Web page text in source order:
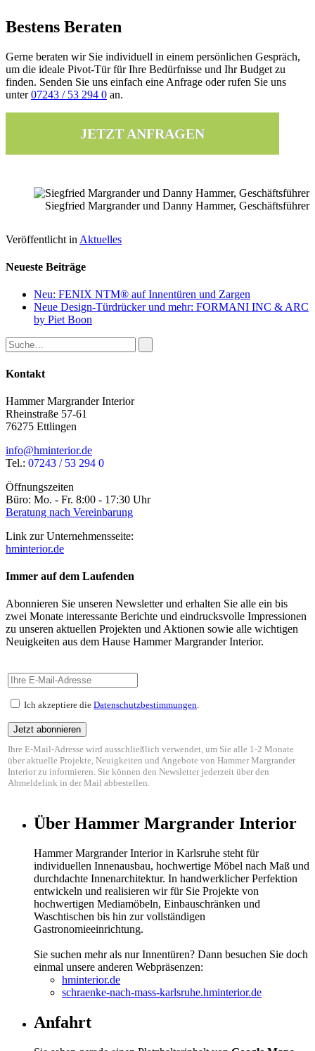
Bestens Beraten
Gerne beraten wir Sie individuell in einem persönlichen Gespräch,
um die ideale Pivot-Tür für Ihre Bedürfnisse und Ihr Budget zu
finden. Senden Sie uns einfach eine Anfrage oder rufen Sie uns
unter07243 / 53 294 0 an.
JETZT ANFRAGEN
Siegfried Margrander und Danny Hammer, Geschäftsführer
Veröffentlicht in Aktuelles
Neueste Beiträge
Neu: FENIX NTM® auf Innentüren und Zargen
Neue Design-Türdrücker und mehr: FORMANI INC & ARC
by Piet Boon
Kontakt
Hammer Margrander Interior
Rheinstraße 57-61
76275 Ettlingen
info@hminterior.de
Tel.: 07243 / 53 294 0
Öffnungszeiten
Büro: Mo. - Fr. 8:00 - 17:30 Uhr
Beratung nach Vereinbarung
Link zur Unternehmensseite:
hminterior.de
Immer auf dem Laufenden
Abonnieren Sie unseren Newsletter und erhalten Sie alle ein bis
zwei Monate interessante Berichte und eindrucksvolle Impressionen
zu unseren aktuellen Projekten und Aktionen sowie alle wichtigen
Neuigkeiten aus dem Hause Hammer Margrander Interior.
Ich akzeptiere die Datenschutzbestimmungen.
Ihre E-Mail-Adresse wird ausschließlich verwendet, um Sie alle 1-2 Monate
über aktuelle Projekte, Neuigkeiten und Angebote von Hammer Margrander
Interior zu informieren. Sie können den Newsletter jederzeit über den
Abmeldelink in der Mail abbestellen.
Über Hammer Margrander Interior
Hammer Margrander Interior in Karlsruhe steht für
individuellen Innenausbau, hochwertige Möbel nach Maß und
durchdachte Innenarchitektur. In handwerklicher Perfektion
entwickeln und realisieren wir für Sie Projekte von
hochwertigen Mediamöbeln, Einbauschränken und
Waschtischen bis hin zur vollständigen
Gastronomieeinrichtung.
Sie suchen mehr als nur Innentüren? Dann besuchen Sie doch
einmal unsere anderen Webpräsenzen:
hminterior.de
schraenke-nach-mass-karlsruhe.hminterior.de
Anfahrt